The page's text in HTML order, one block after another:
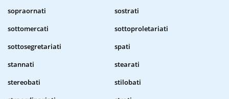
sopraornati
sostrati
sottomercati
sottoproletariati
sottosegretariati
spati
stannati
stearati
stereobati
stilobati